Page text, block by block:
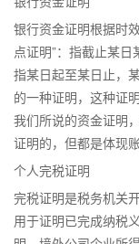
银行资金证明根据时
点证明”：指截止某日
指某日起至某日止，
的一种证明，这种证
我们所说的资金证明
证明的，但都是体现
个人完税证明
完税证明是税务机关
用于证明已完成纳税